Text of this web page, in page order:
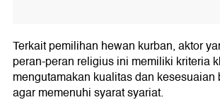
Terkait pemilihan hewan kurban, aktor
peran-peran religius ini memiliki kriteria
mengutamakan kualitas dan kesesuaian
agar memenuhi syarat syariat.